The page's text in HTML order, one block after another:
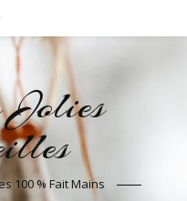
Jolies
100 % Fait Mains